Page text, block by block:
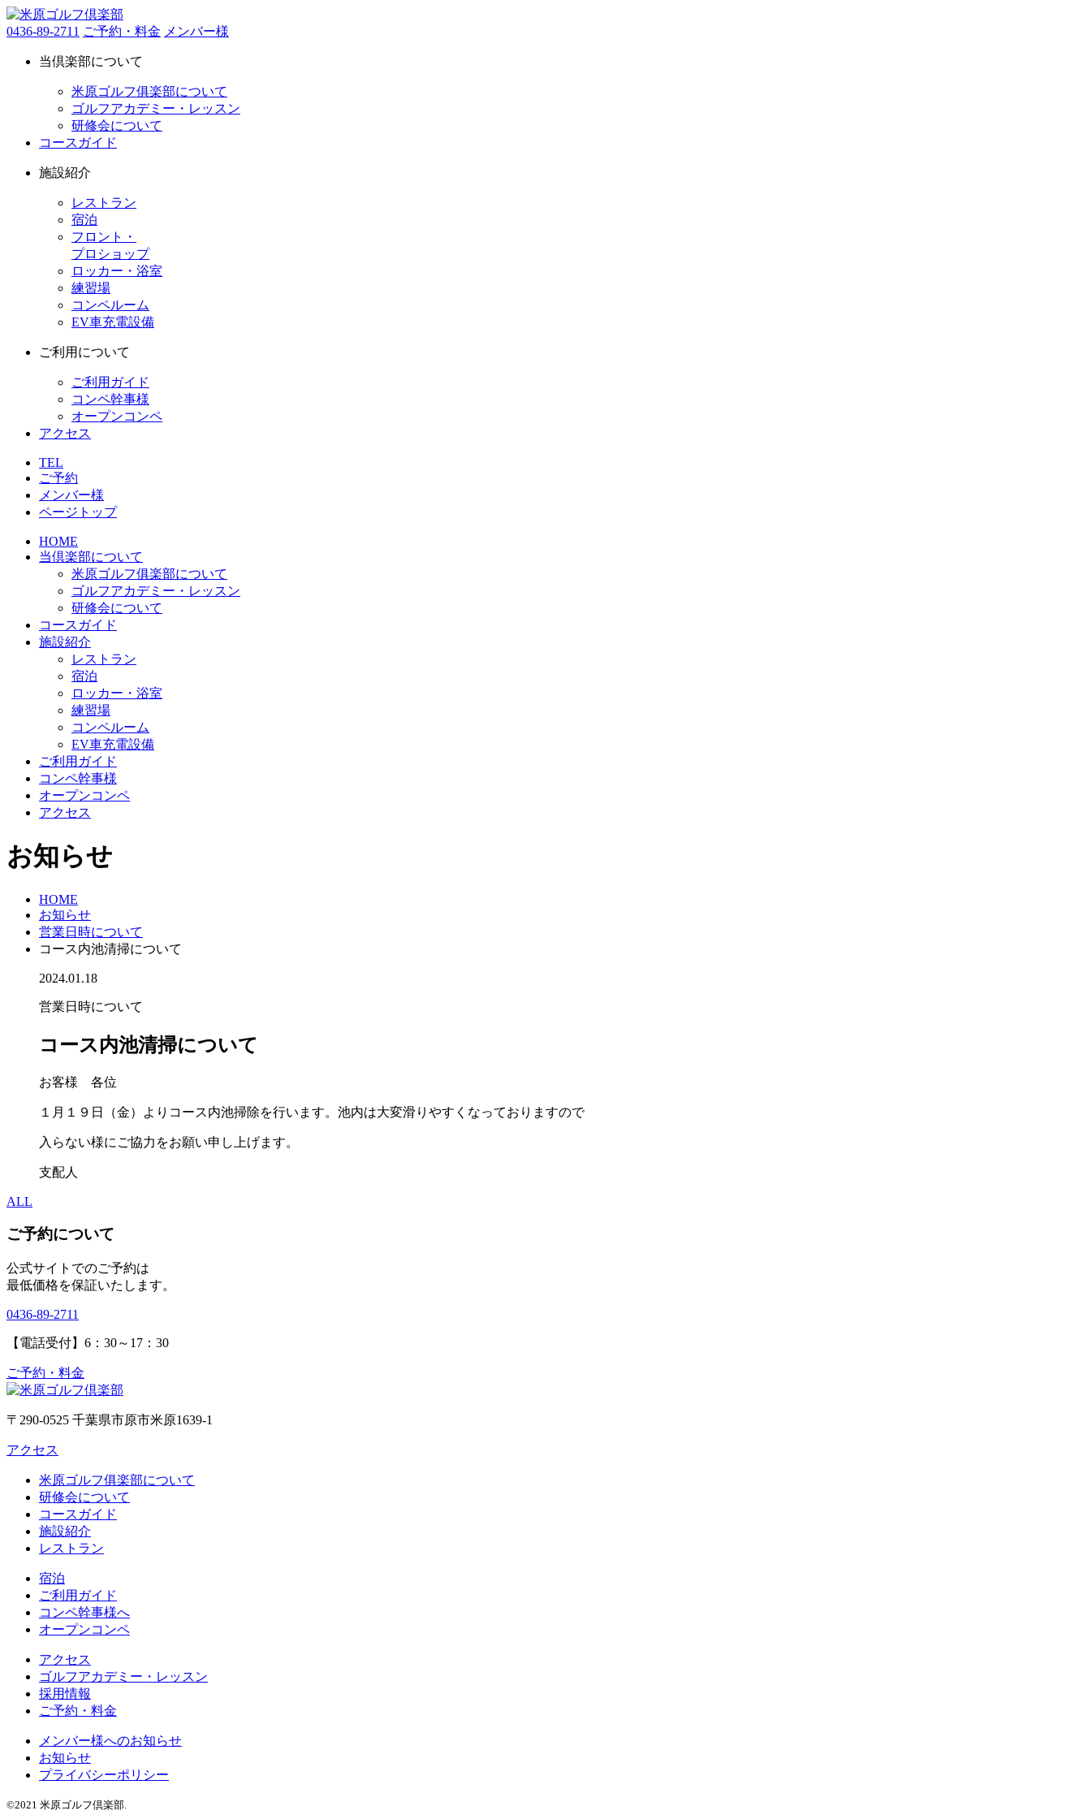
0436-89-2711 ご予約・料金 メンバー様
当倶楽部について
米原ゴルフ俱楽部について
ゴルフアカデミー・レッスン
研修会について
コースガイド
施設紹介
レストラン
宿泊
フロント・
プロショップ
ロッカー・浴室
練習場
コンペルーム
EV車充電設備
ご利用について
ご利用ガイド
コンペ幹事様
オープンコンペ
アクセス
TEL
ご予約
メンバー様
ページトップ
HOME
当倶楽部について
米原ゴルフ俱楽部について
ゴルフアカデミー・レッスン
研修会について
コースガイド
施設紹介
レストラン
宿泊
ロッカー・浴室
練習場
コンペルーム
EV車充電設備
ご利用ガイド
コンペ幹事様
オープンコンペ
アクセス
お知らせ
HOME
お知らせ
営業日時について
コース内池清掃について
2024.01.18
営業日時について
コース内池清掃について
お客様 各位
１月１９日（金）よりコース内池掃除を行います。池内は大変滑りやすくなっておりますので
入らない様にご協力をお願い申し上げます。
支配人
ALL
ご予約について
公式サイトでのご予約は
最低価格を保証いたします。
0436-89-2711
【電話受付】6：30～17：30
ご予約・料金
〒290-0525 千葉県市原市米原1639-1
アクセス
米原ゴルフ俱楽部について
研修会について
コースガイド
施設紹介
レストラン
宿泊
ご利用ガイド
コンペ幹事様へ
オープンコンペ
アクセス
ゴルフアカデミー・レッスン
採用情報
ご予約・料金
メンバー様へのお知らせ
お知らせ
プライバシーポリシー
©2021 米原ゴルフ倶楽部.